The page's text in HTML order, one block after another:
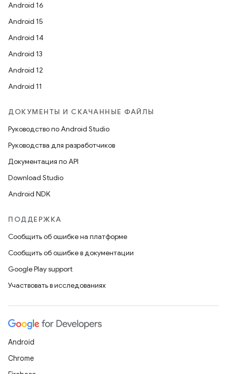
Android 16
Android 15
Android 14
Android 13
Android 12
Android 11
ДОКУМЕНТЫ И СКАЧАННЫЕ ФАЙЛЫ
Руководство по Android Studio
Руководства для разработчиков
Документация по API
Download Studio
Android NDK
ПОДДЕРЖКА
Сообщить об ошибке на платформе
Сообщить об ошибке в документации
Google Play support
Участвовать в исследованиях
Android
Chrome